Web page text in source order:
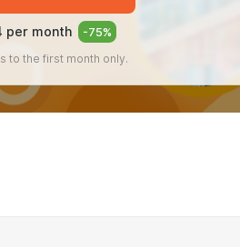
per month -75%
to the first month only.